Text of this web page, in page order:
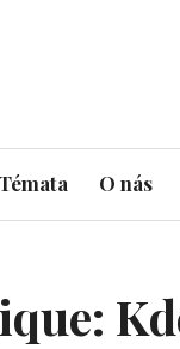
Témata O nás